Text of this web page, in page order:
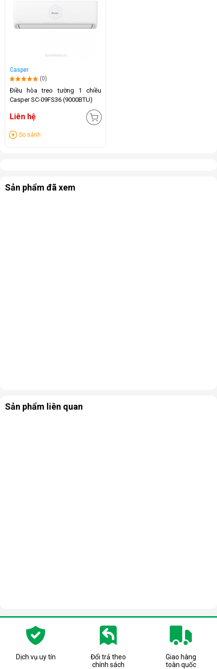
Casper
(0)
Điều hòa treo tường 1 chiều
Casper SC-09FS36 (9000BTU)
Liên hệ
So sánh
Sản phẩm đã xem
Sản phẩm liên quan
Dịch vụ uy tín
Đổi trả theo
chính sách
Giao hàng
toàn quốc